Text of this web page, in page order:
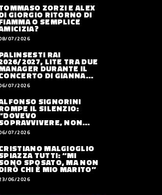
ZORZI E ALEX
GIORGIO RITORNO DI
O SEMPLICE
07/2026
RAI
2027, LITE TRA DUE
DURANTE IL
DI GIANNA
07/2026
SIGNORINI
IL SILENZIO:
NON
07/2026
MALGIOGLIO
TUTTI: “MI
SPOSATO, MA NON
CHI È MIO MARITO”
06/2026